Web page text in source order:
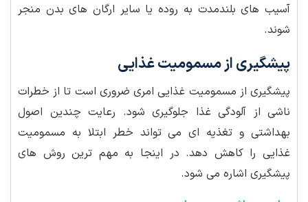
آسیب های بلندمدت به روده یا سایر ارگان های بدن منجر
شوند.
پیشگیری از مسمومیت غذایی
پیشگیری از مسمومیت غذایی امری ضروری است تا از خطرات
ناشی از آلودگی غذا جلوگیری شود. رعایت چندین اصول
بهداشتی و تغذیه ای می تواند خطر ابتلا به مسمومیت
غذایی را کاهش دهد. در اینجا به مهم ترین روش های
پیشگیری اشاره می شود.